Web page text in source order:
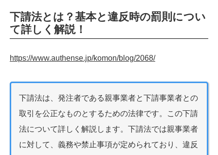
下請法とは？基本と違反時の罰則につい
て詳しく解説！
https://www.authense.jp/komon/blog/2068/
下請法は、発注者である親事業者と下請事業者との
取引を公正なものとするための法律です。この下請
法について詳しく解説します。下請法では親事業者
に対して、義務や禁止事項が定められており、違反